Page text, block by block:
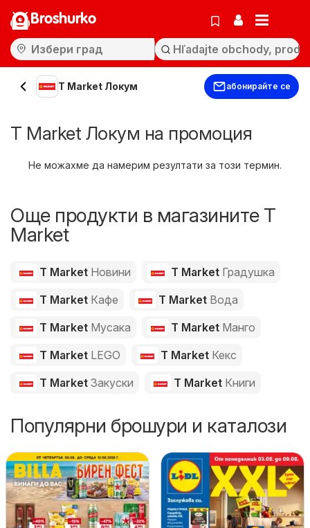
Broshurko
T Market Локум абонирайте се
T Market Локум на промоция
Не можахме да намерим резултати за този термин.
Още продукти в магазините T
Market
T Market Новини T Market Градушка
T Market Кафе T Market Вода
T Market Мусака T Market Манго
T Market LEGO T Market Кекс
T Market Закуски T Market Книги
Популярни брошури и каталози